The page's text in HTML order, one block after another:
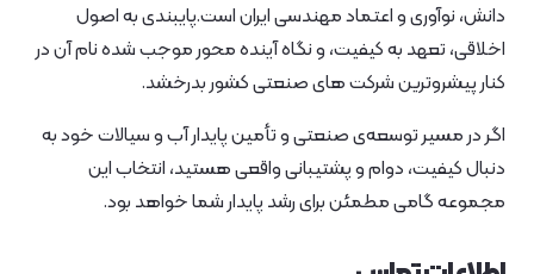
دانش، نوآوری و اعتماد مهندسی ایران است.پایبندی به اصول
اخلاقی، تعهد به کیفیت، و نگاه آینده‌ محور موجب شده نام آن در
کنار پیشروترین شرکت‌ های صنعتی کشور بدرخشد.
اگر در مسیر توسعه‌ی صنعتی و تأمین پایدار آب و سیالات خود به
دنبال کیفیت، دوام و پشتیبانی واقعی هستید، انتخاب این
مجموعه گامی مطمئن برای رشد پایدار شما خواهد بود.